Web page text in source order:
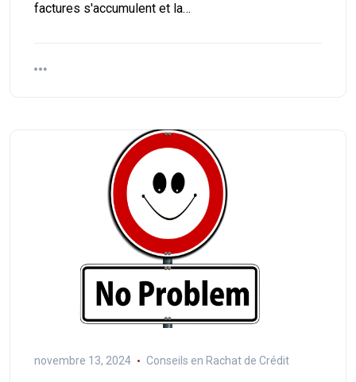
factures s'accumulent et la…
novembre 13, 2024 Conseils en Rachat de Crédit